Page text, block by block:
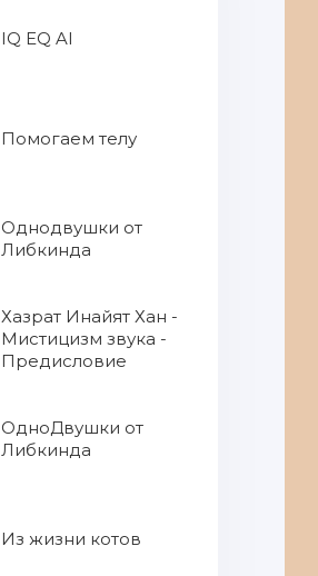
IQ EQ AI
Помогаем телу
Однодвушки от
Либкинда
Хазрат Инайят Хан -
Мистицизм звука -
Предисловие
ОдноДвушки от
Либкинда
Из жизни котов